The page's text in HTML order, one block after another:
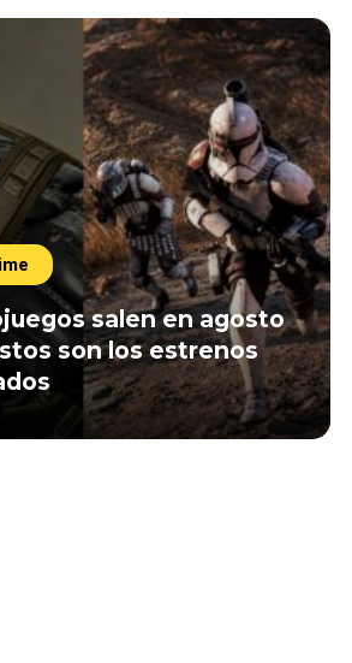
salen en agosto
son los estrenos